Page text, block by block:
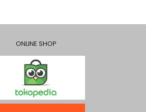
ONLINE SHOP